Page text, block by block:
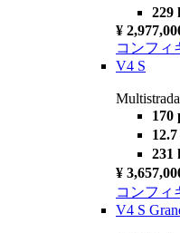
229
¥
コンフィ
V4 S
170
231
¥
コンフィ
V4 S